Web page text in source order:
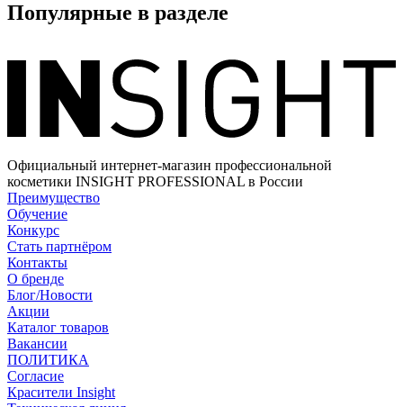
Популярные в разделе
Официальный интернет-магазин профессиональной
косметики INSIGHT PROFESSIONAL в России
Преимущество
Обучение
Конкурс
Стать партнёром
Контакты
О бренде
Блог/Новости
Акции
Каталог товаров
Вакансии
ПОЛИТИКА
Согласие
Краcители Insight